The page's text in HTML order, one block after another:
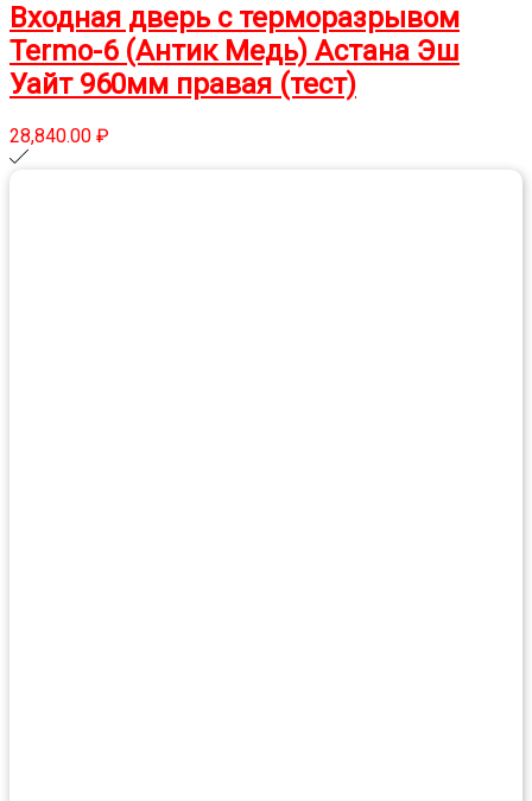
Входная дверь с терморазрывом
Termo-6 (Антик Медь) Астана Эш
Уайт 960мм правая (тест)
28,840.00 ₽